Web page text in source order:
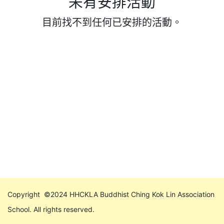
目前找不到任何已安排的活動。
Copyright ©2024 HHCKLA Buddhist Ching Kok Lin Association
School. All rights reserved.